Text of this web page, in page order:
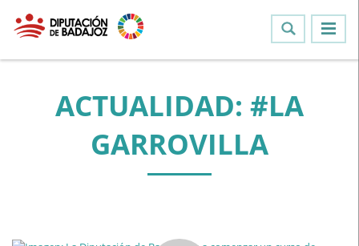
ACTUALIDAD: #LA
GARROVILLA